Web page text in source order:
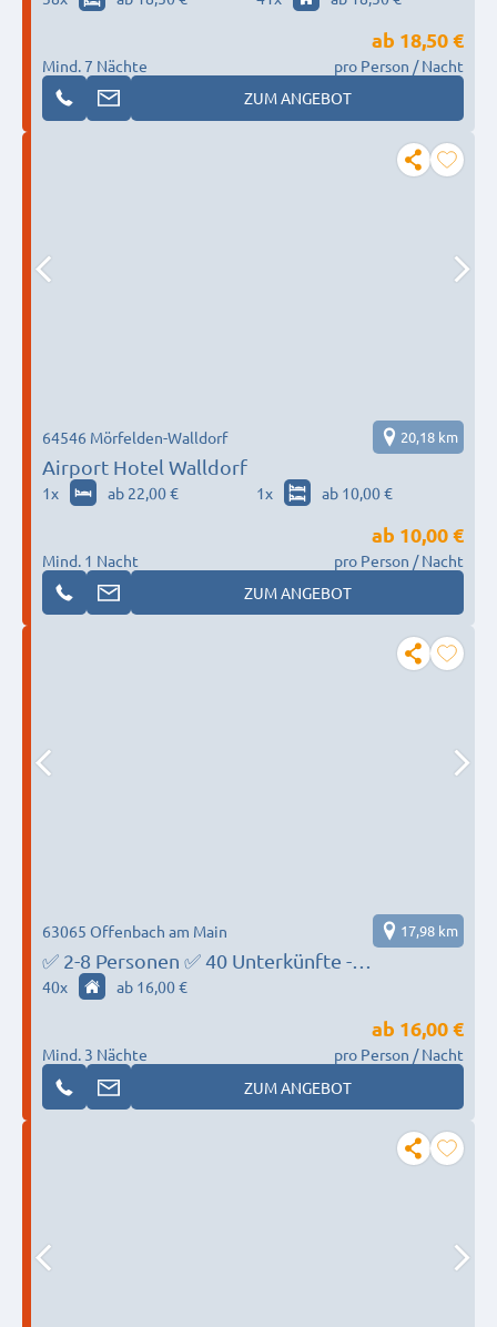
Mind. 7 Nächte
ab 18,50 €
pro Person / Nacht
ZUM ANGEBOT
Airport Hotel Walldorf
64546 Mörfelden-Walldorf 20,18 km
1x ab 22,00 € 1x ab 10,00 €
Mind. 1 Nacht
ab 10,00 €
pro Person / Nacht
ZUM ANGEBOT
✅ 2-8 Personen ✅ 40 Unterkünfte -
Offenbach/Frankfurt/Dietzenbach ✅
63065 Offenbach am Main 17,98 km
40x ab 16,00 €
Mind. 3 Nächte
ab 16,00 €
pro Person / Nacht
ZUM ANGEBOT